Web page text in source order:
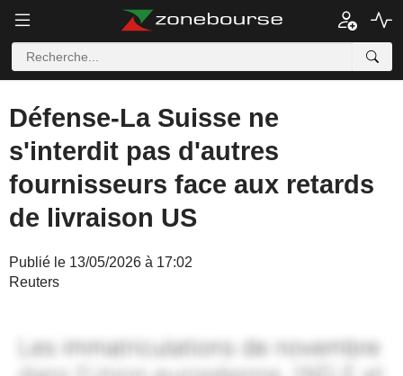
Défense-La Suisse ne
s'interdit pas d'autres
fournisseurs face aux retards
de livraison US
Publié le 13/05/2026 à 17:02
Reuters